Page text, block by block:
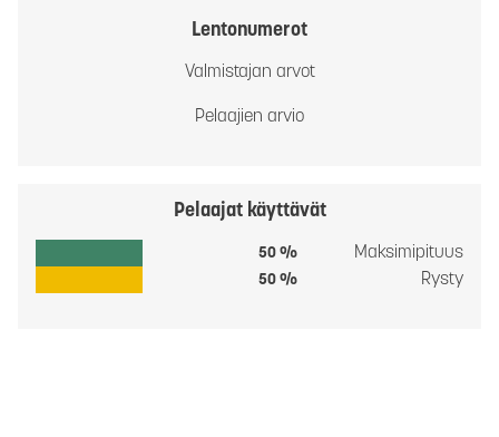
Lentonumerot
Valmistajan arvot
Pelaajien arvio
Pelaajat käyttävät
50 % Maksimipituus
50 % Rysty